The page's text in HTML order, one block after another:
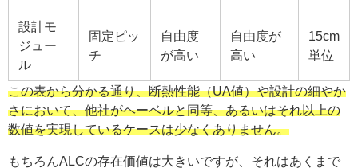
設計モ
ジュー
ル
固定ピッ
チ
自由度
が高い
自由度が
高い
15cm
単位
この表から分かる通り、断熱性能（UA値）や設計の細やか
さにおいて、他社がヘーベルと同等、あるいはそれ以上の
数値を実現しているケースは少なくありません。
もちろんALCの存在価値は大きいですが、それはあくまで